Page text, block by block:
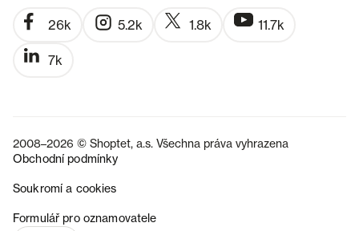
26k 5.2k 1.8k 11.7k
7k
2008–2026 © Shoptet, a.s. Všechna práva vyhrazena
Obchodní podmínky
Soukromí a cookies
Formulář pro oznamovatele